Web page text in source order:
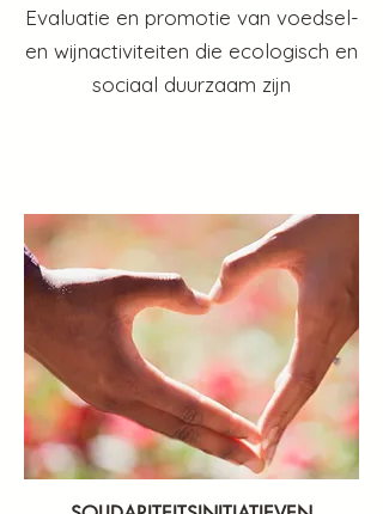
Evaluatie en promotie van voedsel-
en wijnactiviteiten die ecologisch en
sociaal duurzaam zijn